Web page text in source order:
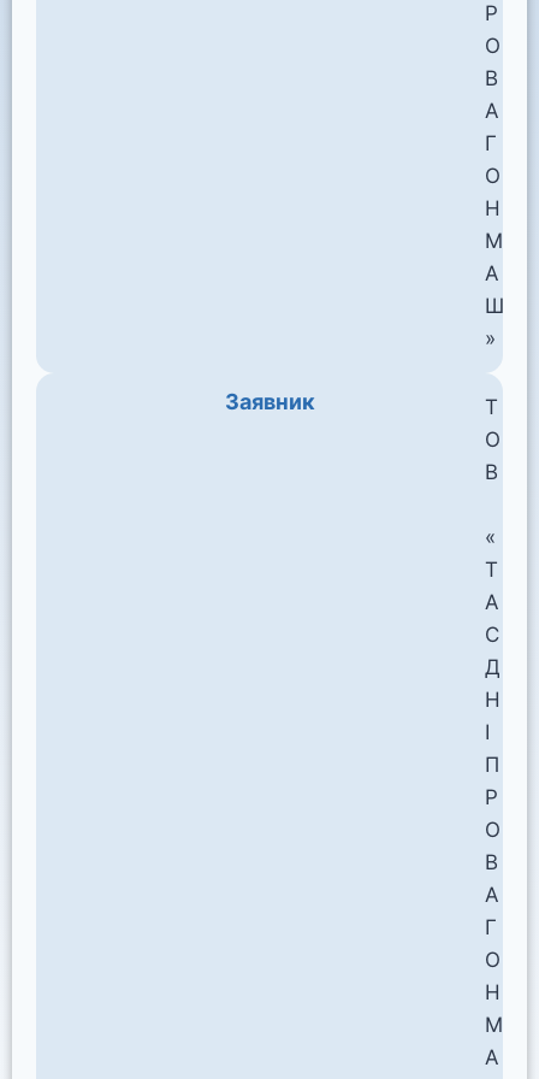
Р
О
В
А
Г
О
Н
М
А
Ш
»
Заявник
Т
О
В
«
Т
А
С
Д
Н
І
П
Р
О
В
А
Г
О
Н
М
А